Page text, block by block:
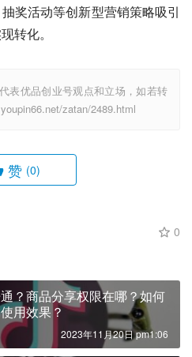
奖活动等创新型营销策略吸引
转化。
表优品创业号观点和立场，如若转
zatan/2489.html
赞 (0)
0
？商品分享权限在哪？如何
用效果？
2023年11月20日 pm1:06